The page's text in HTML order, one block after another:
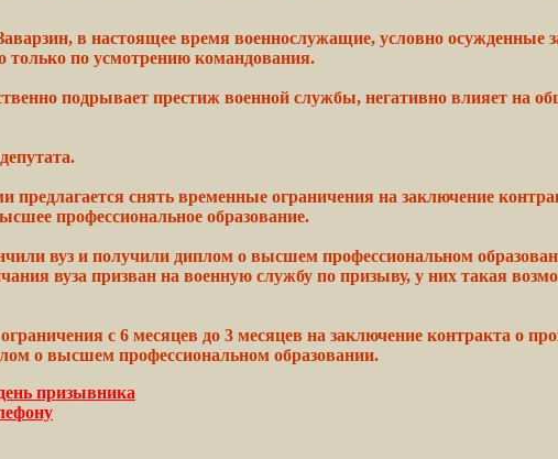
в настоящее время военнослужащие, условно осужденные
только по усмотрению командования.
подрывает престиж военной службы, негативно влияет на
предлагается снять временные ограничения на заключение
профессиональное образование.
вуз и получили диплом о высшем профессиональном
вуза призван на военную службу по призыву, у них такая
ограничения с 6 месяцев до 3 месяцев на заключение контракта о
о высшем профессиональном образовании.
призывника